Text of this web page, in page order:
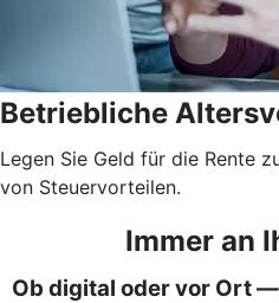
Betriebliche
Legen Sie Geld für die Rente
von Steuervorteilen.
Immer an
Ob digital oder vor Ort